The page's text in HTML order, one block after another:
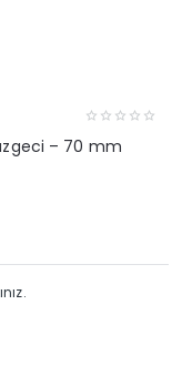
– 70 mm